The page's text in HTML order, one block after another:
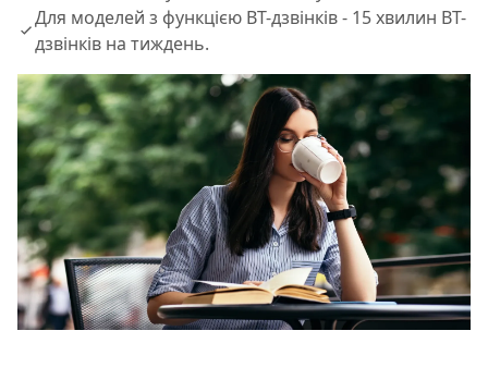
Для моделей з функцією BT-дзвінків - 15 хвилин BT-
дзвінків на тиждень.